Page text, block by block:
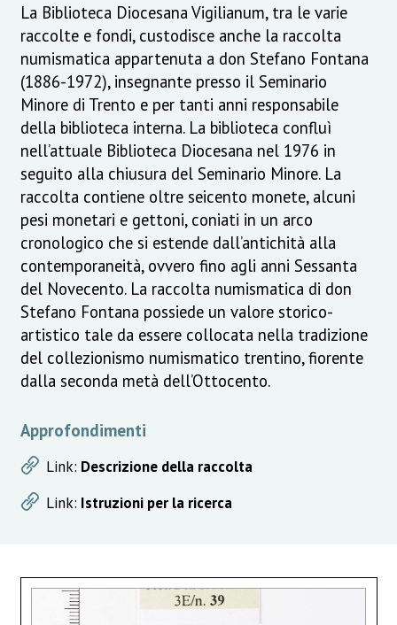
La Biblioteca Diocesana Vigilianum, tra le varie
raccolte e fondi, custodisce anche la raccolta
numismatica appartenuta a don Stefano Fontana
(1886-1972), insegnante presso il Seminario
Minore di Trento e per tanti anni responsabile
della biblioteca interna. La biblioteca confluì
nell’attuale Biblioteca Diocesana nel 1976 in
seguito alla chiusura del Seminario Minore. La
raccolta contiene oltre seicento monete, alcuni
pesi monetari e gettoni, coniati in un arco
cronologico che si estende dall’antichità alla
contemporaneità, ovvero fino agli anni Sessanta
del Novecento. La raccolta numismatica di don
Stefano Fontana possiede un valore storico-
artistico tale da essere collocata nella tradizione
del collezionismo numismatico trentino, fiorente
dalla seconda metà dell’Ottocento.
Approfondimenti
Link: Descrizione della raccolta
Link: Istruzioni per la ricerca